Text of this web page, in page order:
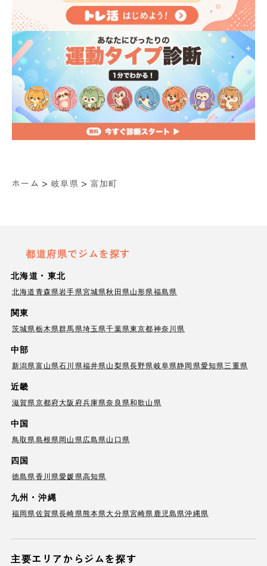
ホーム > 岐阜県 > 富加町
都道府県でジムを探す
北海道・東北
北海道青森県岩手県宮城県秋田県山形県福島県
関東
茨城県栃木県群馬県埼玉県千葉県東京都神奈川県
中部
新潟県富山県石川県福井県山梨県長野県岐阜県静岡県愛知県三重県
近畿
滋賀県京都府大阪府兵庫県奈良県和歌山県
中国
鳥取県島根県岡山県広島県山口県
四国
徳島県香川県愛媛県高知県
九州・沖縄
福岡県佐賀県長崎県熊本県大分県宮崎県 鹿児島県沖縄県
主要エリアからジムを探す